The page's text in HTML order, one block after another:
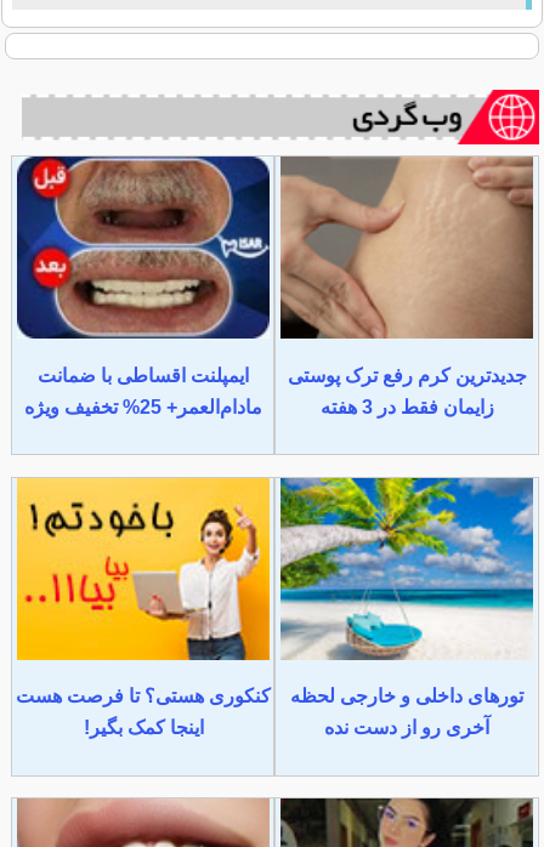
جدیدترین کرم رفع ترک پوستی
زایمان فقط در 3 هفته
ایمپلنت اقساطی با ضمانت
مادام‌العمر+ 25% تخفیف ویژه
تورهای داخلی و خارجی لحظه
آخری رو از دست نده
کنکوری هستی؟ تا فرصت هست
اینجا کمک بگیر!